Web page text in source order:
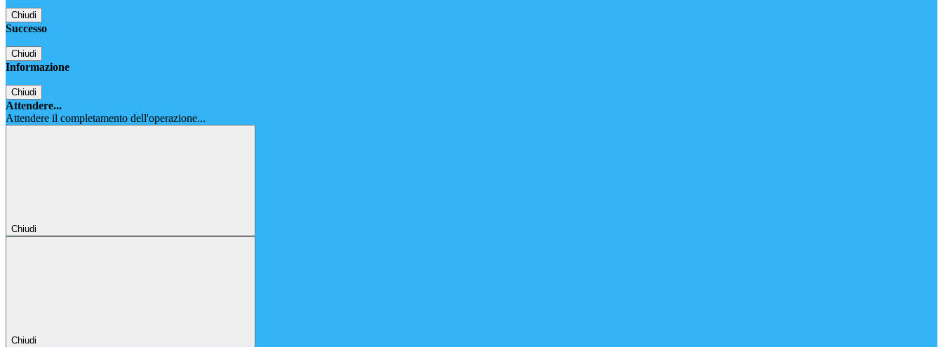
Chiudi
Successo
Chiudi
Informazione
Chiudi
Attendere...
Attendere il completamento dell'operazione...
Chiudi
Chiudi